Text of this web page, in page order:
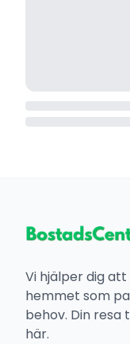
Vi hjälper dig
hemmet som
behov. Din
här.